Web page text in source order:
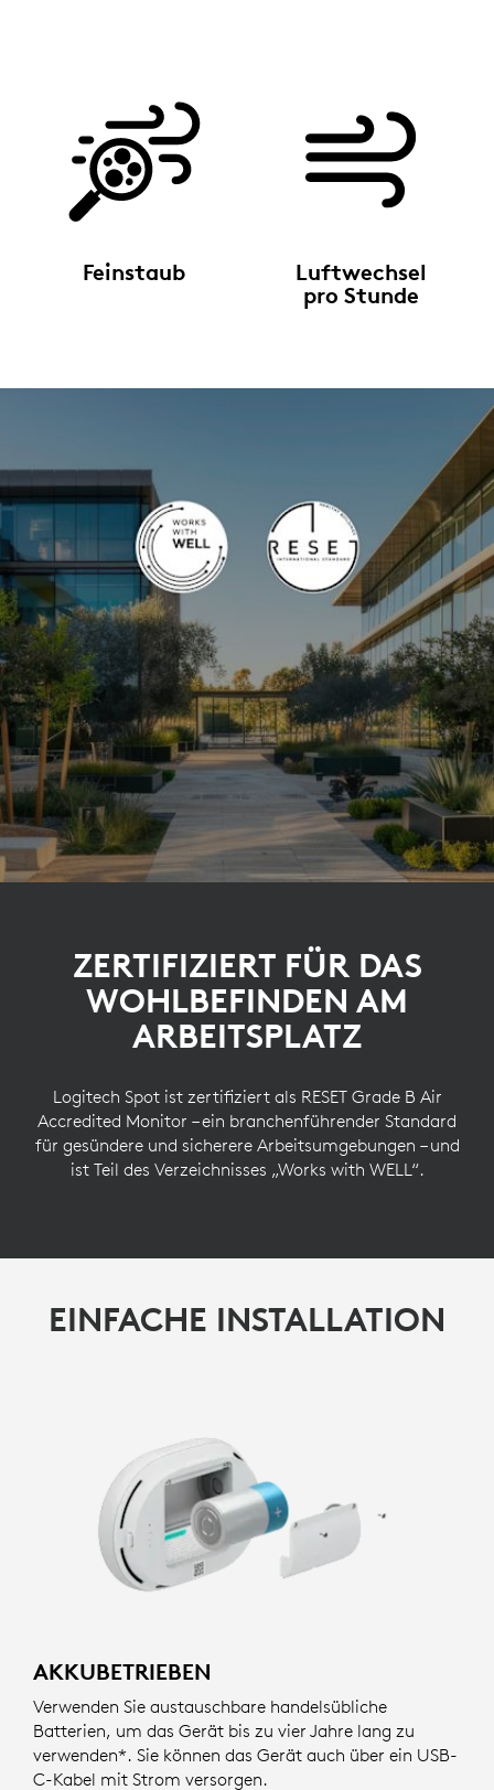
Feinstaub
Luftwechsel
pro Stunde
ZERTIFIZIERT FÜR DAS
WOHLBEFINDEN AM
ARBEITSPLATZ
Logitech Spot ist zertifiziert als RESET Grade B Air
Accredited Monitor – ein branchenführender Standard
für gesündere und sicherere Arbeitsumgebungen – und
ist Teil des Verzeichnisses „Works with WELL“.
EINFACHE INSTALLATION
AKKUBETRIEBEN
Verwenden Sie austauschbare handelsübliche
Batterien, um das Gerät bis zu vier Jahre lang zu
verwenden*. Sie können das Gerät auch über ein USB-
C-Kabel mit Strom versorgen.